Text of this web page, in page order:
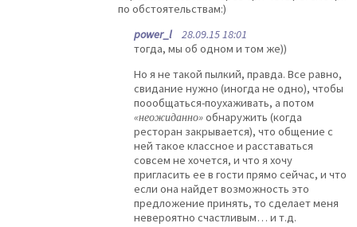
по обстоятельствам:)
power_l 28.09.15 18:01
тогда, мы об одном и том же))
Но я не такой пылкий, правда. Все равно,
свидание нужно (иногда не одно), чтобы
поообщаться-поухаживать, а потом
«неожиданно»обнаружить (когда
ресторан закрывается), что общение с
ней такое классное и расставаться
совсем не хочется, и что я хочу
пригласить ее в гости прямо сейчас, и что
если она найдет возможность это
предложение принять, то сделает меня
невероятно счастливым… и т.д.